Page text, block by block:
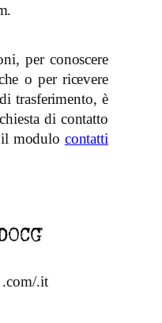
per conoscere
o per ricevere
trasferimento, è
di contatto
il modulo contatti
.it